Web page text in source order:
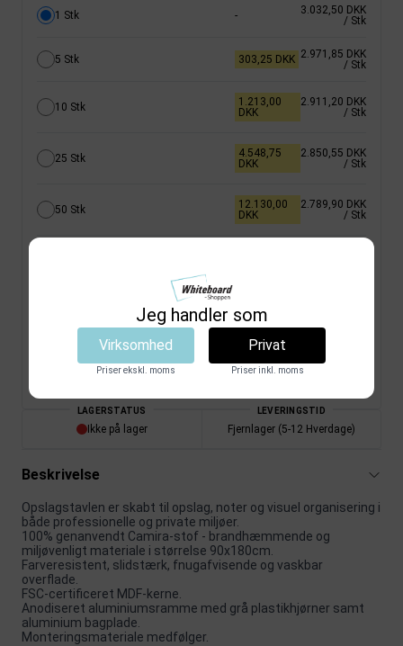
1 Stk -
3.032,50 DKK
/ Stk
5 Stk 303,25 DKK 2.971,85 DKK
/ Stk
10 Stk
1.213,00
DKK
2.911,20 DKK
/ Stk
25 Stk
4.548,75
DKK
2.850,55 DKK
/ Stk
50 Stk
12.130,00
DKK
2.789,90 DKK
/ Stk
Køb
LAGERSTATUS
Ikke på lager
LEVERINGSTID
Fjernlager (5-12 Hverdage)
Beskrivelse
Opslagstavlen er skabt til opslag, noter og visuel organisering i
både professionelle og private miljøer.
100% genanvendt Camira-stof - brandhæmmende og
miljøvenligt materiale i størrelse 90x180cm.
Farveresistent, slidstærk, fnugafvisende og vaskbar
overflade.
FSC-certificeret MDF-kerne.
Anodiseret aluminiumsramme med grå plastikhjørner samt
aluminium bagplade.
Monteringsmateriale medfølger.
Jeg handler som
Virksomhed
Priser ekskl. moms
Privat
Priser inkl. moms